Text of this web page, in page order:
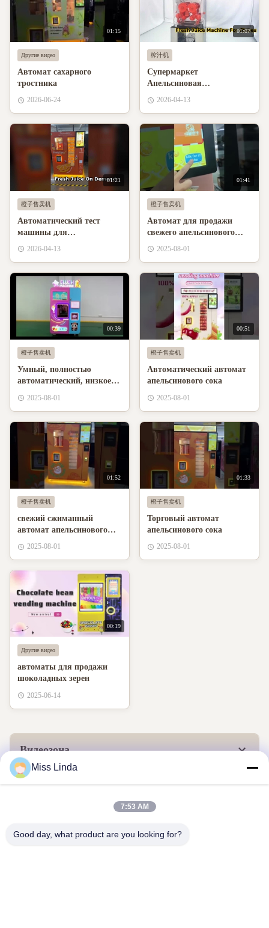
01:15
Другие видео
Автомат сахарного
тростника
2026-06-24
01:07
榨汁机
Супермаркет
Апельсиновая
соковыжималка Машина
для свежего сока
2026-04-13
01:21
橙子售卖机
Автоматический тест
машины для
2026-04-13
01:41
橙子售卖机
Автомат для продажи
свежего апельсинового
2025-08-01
00:39
橙子售卖机
Умный, полностью
автоматический, низкое
большая емкость, высокая
цитрусовый сок
2025-08-01
00:51
橙子售卖机
Автоматический автомат
апельсинового сока
2025-08-01
01:52
橙子售卖机
свежий сжиманный
автомат апельсинового
2025-08-01
01:33
橙子售卖机
Торговый автомат
апельсинового сока
2025-08-01
00:19
Другие видео
автоматы для продажи
шоколадных зерен
2025-06-14
Видеозона
Miss Linda
7:53 AM
Good day, what product are you looking for?